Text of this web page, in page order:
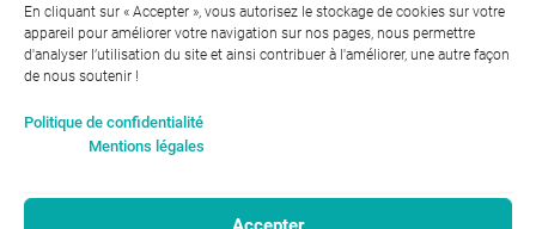
En cliquant sur « Accepter », vous autorisez le stockage de cookies sur votre
appareil pour améliorer votre navigation sur nos pages, nous permettre
d'analyser l’utilisation du site et ainsi contribuer à l'améliorer, une autre façon
de nous soutenir !
Politique de confidentialité
Mentions légales
femmes : 94